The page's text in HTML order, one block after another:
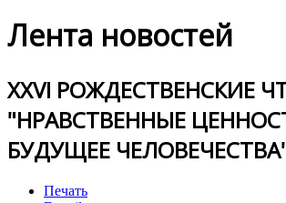
Лента новостей
XXVI РОЖДЕСТВЕНСКИЕ
"НРАВСТВЕННЫЕ
БУДУЩЕЕ
Печать